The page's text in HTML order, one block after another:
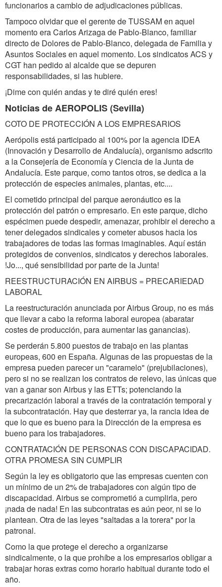
funcionarios a cambio de adjudicaciones públicas.
Tampoco olvidar que el gerente de TUSSAM en aquel
momento era Carlos Arizaga de Pablo-Blanco, familiar
directo de Dolores de Pablo-Blanco, delegada de Familia y
Asuntos Sociales en aquel momento. Los sindicatos ACS y
CGT han pedido al alcalde que se depuren
responsabilidades, si las hubiere.
¡Dime con quién andas y te diré quién eres!
Noticias de AEROPOLIS (Sevilla)
COTO DE PROTECCIÓN A LOS EMPRESARIOS
Aerópolis está participado al 100% por la agencia IDEA
(Innovación y Desarrollo de Andalucía), organismo adscrito
a la Consejería de Economía y Ciencia de la Junta de
Andalucía. Este parque, como tantos otros, se dedica a la
protección de especies animales, plantas, etc....
El cometido principal del parque aeronáutico es la
protección del patrón o empresario. En este parque, dicho
espécimen puede despedir, amenazar, prohibir el derecho a
tener delegados sindicales y cometer abusos hacia los
trabajadores de todas las formas imaginables. Aquí están
protegidos de convenios, sindicatos y derechos laborales.
!Jo..., qué sensibilidad por parte de la Junta!
REESTRUCTURACIÓN EN AIRBUS = PRECARIEDAD
LABORAL
La reestructuración anunciada por Airbus Group, no es más
que llevar a cabo la reforma laboral europea (abaratar
costes de producción, para aumentar las ganancias).
Se perderán 5.800 puestos de trabajo en las plantas
europeas, 600 en España. Algunas de las propuestas de la
empresa pueden parecer un "caramelo" (prejubilaciones),
pero si no se realizan los contratos de relevo, las únicas que
van a ganar son Airbus y las ETTs; potenciando la
precarización laboral a través de la contratación temporal y
la subcontratación. Hay que desterrar ya, la rancia idea de
que lo que es bueno para la Dirección de la empresa es
bueno para los trabajadores.
CONTRATACIÓN DE PERSONAS CON DISCAPACIDAD.
OTRA PROMESA SIN CUMPLIR
Según la ley es obligatorio que las empresas cuenten con
un mínimo de un 2% de trabajadores con algún tipo de
discapacidad. Airbus se comprometió a cumplirla, pero
¡nada de nada! En las subcontratas es aún peor, ni se lo
plantean. Otra de las leyes "saltadas a la torera" por la
patronal.
Como la que protege el derecho a organizarse
sindicalmente, o la que prohíbe a los empresarios obligar a
trabajar horas extras como horario habitual durante todo el
año.